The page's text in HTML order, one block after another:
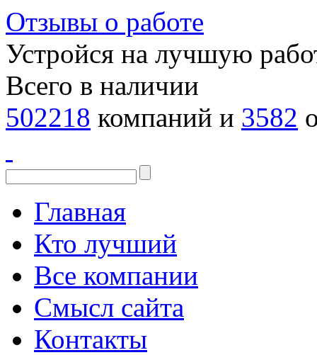
Отзывы о работе
Устройся на лучшую
Всего в наличии
502218 компаний и 3582
Главная
Кто лучший
Все компании
Смысл сайта
Контакты